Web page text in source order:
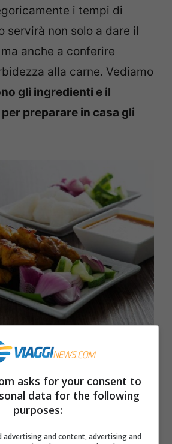
i tempi di
servirà non solo a dare il
anche a conferire
alla carne. Vediamo
gli ingredienti e il
preparare in casa gli
in casa degli squisiti shish
4 persone:
asks for your consent to
data for the following
purposes:
advertising and content, advertising and